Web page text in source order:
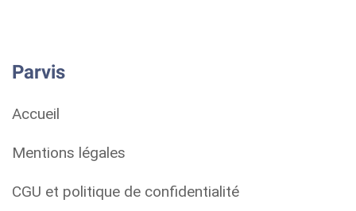
Parvis
Accueil
Mentions légales
CGU et politique de confidentialité